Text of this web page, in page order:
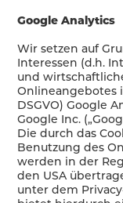
Google Analytics
Wir setzen auf
Interessen (d.h.
und
Onlineangebotes
DSGVO) Google
Google Inc.
Die durch das
Benutzung des
werden in der
den USA
unter dem